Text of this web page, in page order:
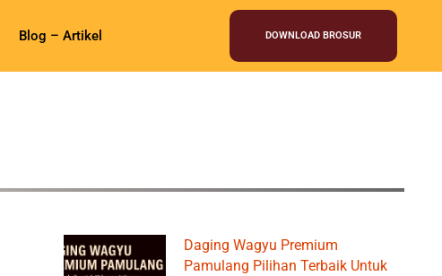
Blog – Artikel DOWNLOAD BROSUR
Daging Wagyu Premium
Pamulang Pilihan Terbaik Untuk